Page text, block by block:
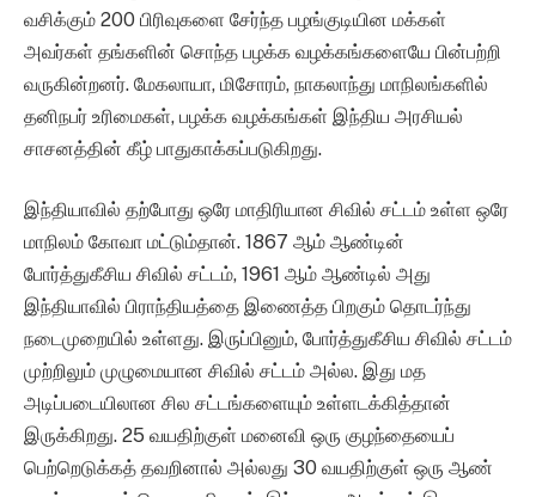
வசிக்கும் 200 பிரிவுகளை சேர்ந்த பழங்குடியின மக்கள்
அவர்கள் தங்களின் சொந்த பழக்க வழக்கங்களையே பின்பற்றி
வருகின்றனர். மேகலாயா, மிசோரம், நாகலாந்து மாநிலங்களில்
தனிநபர் உரிமைகள், பழக்க வழக்கங்கள் இந்திய அரசியல்
சாசனத்தின் கீழ் பாதுகாக்கப்படுகிறது.
இந்தியாவில் தற்போது ஒரே மாதிரியான சிவில் சட்டம் உள்ள ஒரே
மாநிலம் கோவா மட்டும்தான். 1867 ஆம் ஆண்டின்
போர்த்துகீசிய சிவில் சட்டம், 1961 ஆம் ஆண்டில் அது
இந்தியாவில் பிராந்தியத்தை இணைத்த பிறகும் தொடர்ந்து
நடைமுறையில் உள்ளது. இருப்பினும், போர்த்துகீசிய சிவில் சட்டம்
முற்றிலும் முழுமையான சிவில் சட்டம் அல்ல. இது மத
அடிப்படையிலான சில சட்டங்களையும் உள்ளடக்கித்தான்
இருக்கிறது. 25 வயதிற்குள் மனைவி ஒரு குழந்தையைப்
பெற்றெடுக்கத் தவறினால் அல்லது 30 வயதிற்குள் ஒரு ஆண்